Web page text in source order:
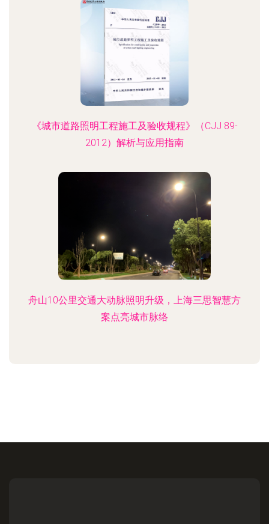
《城市道路照明工程施工及验收规程》（CJJ 89-
2012）解析与应用指南
舟山10公里交通大动脉照明升级，上海三思智慧方
案点亮城市脉络